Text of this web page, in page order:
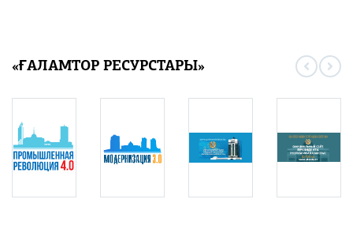
«ҒАЛАМТОР РЕСУРСТАРЫ»